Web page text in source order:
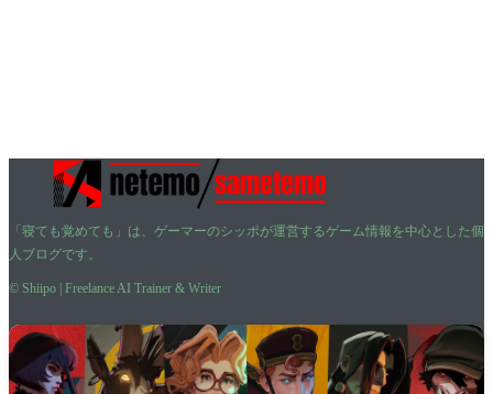
「寝ても覚めても」は、ゲーマーのシッポが運営するゲーム情報を中心とした個
人ブログです。
© Shiipo | Freelance AI Trainer & Writer